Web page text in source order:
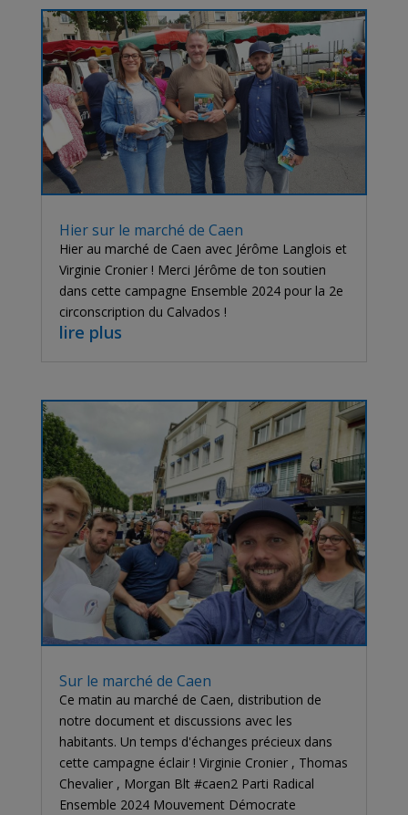
Hier sur le marché de Caen
Hier au marché de Caen avec Jérôme Langlois et
Virginie Cronier ! Merci Jérôme de ton soutien
dans cette campagne Ensemble 2024 pour la 2e
circonscription du Calvados !
lire plus
Sur le marché de Caen
Ce matin au marché de Caen, distribution de
notre document et discussions avec les
habitants. Un temps d'échanges précieux dans
cette campagne éclair ! Virginie Cronier , Thomas
Chevalier , Morgan Blt #caen2 Parti Radical
Ensemble 2024 Mouvement Démocrate